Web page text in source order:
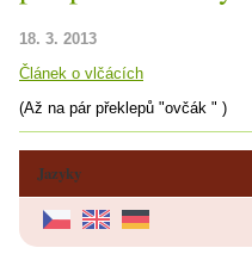
18. 3. 2013
Článek o vlčácích
(Až na pár překlepů "ovčák " )
Jazyky